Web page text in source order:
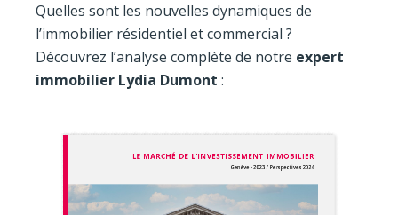
Quelles sont les nouvelles dynamiques de
l’immobilier résidentiel et commercial ?
Découvrez l’analyse complète de notre expert
immobilier Lydia Dumont :